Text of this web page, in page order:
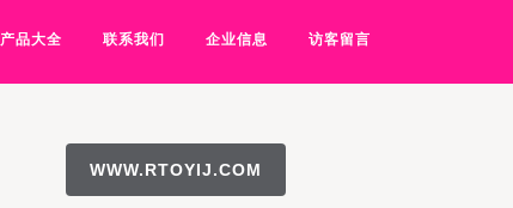
产品大全 联系我们 企业信息 访客留言
WWW.RTOYIJ.COM